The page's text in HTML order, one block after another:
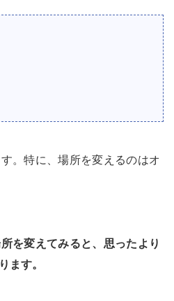
。特に、場所を変えるのはオ
を変えてみると、思ったより
ます。